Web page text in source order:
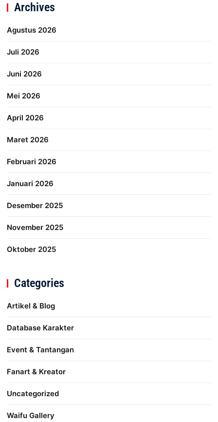
Archives
Agustus 2026
Juli 2026
Juni 2026
Mei 2026
April 2026
Maret 2026
Februari 2026
Januari 2026
Desember 2025
November 2025
Oktober 2025
Categories
Artikel & Blog
Database Karakter
Event & Tantangan
Fanart & Kreator
Uncategorized
Waifu Gallery